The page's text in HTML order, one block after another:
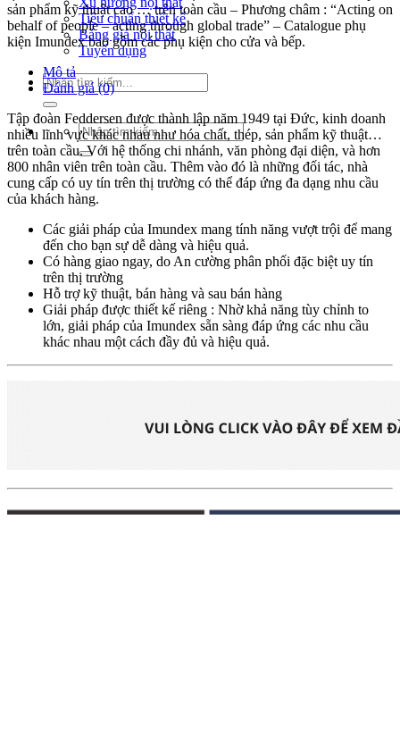
Tiêu chuẩn thiết kế
Bảng giá nội thất
Tuyển dụng
Tìm
kiếm:
Tìm
kiếm:
sản phẩm kỹ thuật cao … trên toàn cầu – Phương châm : “Acting on
behalf of people – acting through global trade” – Catalogue phụ
kiện Imundex bao gồm các phụ kiện cho cửa và bếp.
Mô tả
Đánh giá (0)
Tập đoàn Feddersen được thành lập năm 1949 tại Đức, kinh doanh
nhiều lĩnh vực khác nhau như hóa chất, thép, sản phẩm kỹ thuật…
trên toàn cầu. Với hệ thống chi nhánh, văn phòng đại diện, và hơn
800 nhân viên trên toàn cầu. Thêm vào đó là những đối tác, nhà
cung cấp có uy tín trên thị trường có thể đáp ứng đa dạng nhu cầu
của khách hàng.
Các giải pháp của Imundex mang tính năng vượt trội để mang
đến cho bạn sự dễ dàng và hiệu quả.
Có hàng giao ngay, do An cường phân phối đặc biệt uy tín
trên thị trường
Hỗ trợ kỹ thuật, bán hàng và sau bán hàng
Giải pháp được thiết kế riêng : Nhờ khả năng tùy chỉnh to
lớn, giải pháp của Imundex sẵn sàng đáp ứng các nhu cầu
khác nhau một cách đầy đủ và hiệu quả.